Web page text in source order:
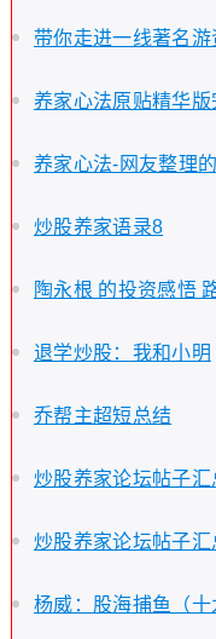
带你走进一线著名游
养家心法原贴精华
养家心法-网友整理
炒股养家语录8
陶永根 的投资感悟
退学炒股：我和小明
乔帮主超短总结
炒股养家论坛帖子汇
炒股养家论坛帖子汇
杨威：股海捕鱼（